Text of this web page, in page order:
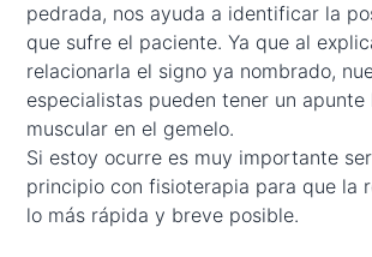
pedrada, nos ayuda a identificar la
que sufre el paciente. Ya que al
relacionarla el signo ya nombrado,
especialistas pueden tener un apunte
muscular en el gemelo.
Si estoy ocurre es muy importante
principio con fisioterapia para que la
lo más rápida y breve posible.